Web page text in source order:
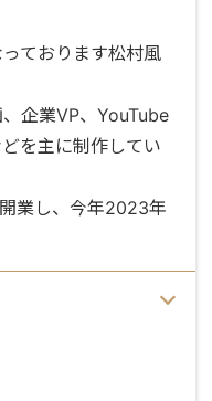
ております松村風
企業VP、YouTube
を主に制作してい
業し、今年2023年